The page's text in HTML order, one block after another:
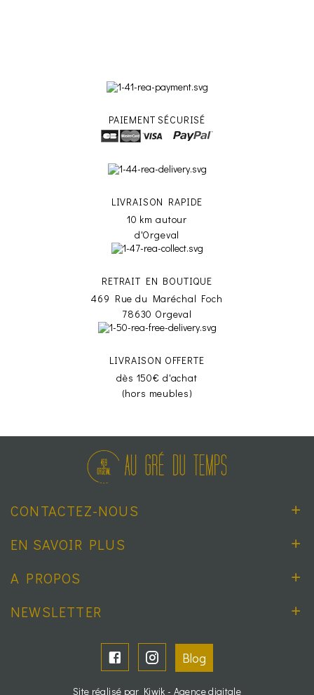
PAIEMENT SÉCURISÉ
LIVRAISON RAPIDE
10 km autour
d'Orgeval
RETRAIT EN BOUTIQUE
469 Rue du Maréchal Foch
78630 Orgeval
LIVRAISON OFFERTE
dès 150€ d'achat
(hors meubles)
CONTACTEZ-NOUS
EN SAVOIR PLUS
A PROPOS
NEWSLETTER
Blog
Site réalisé par Kiwik - Agence digitale